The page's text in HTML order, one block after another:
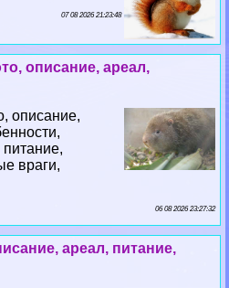
07 08 2026 21:23:48
описание, ареал,
описание,
враги,
06 08 2026 23:27:32
ареал, питание,